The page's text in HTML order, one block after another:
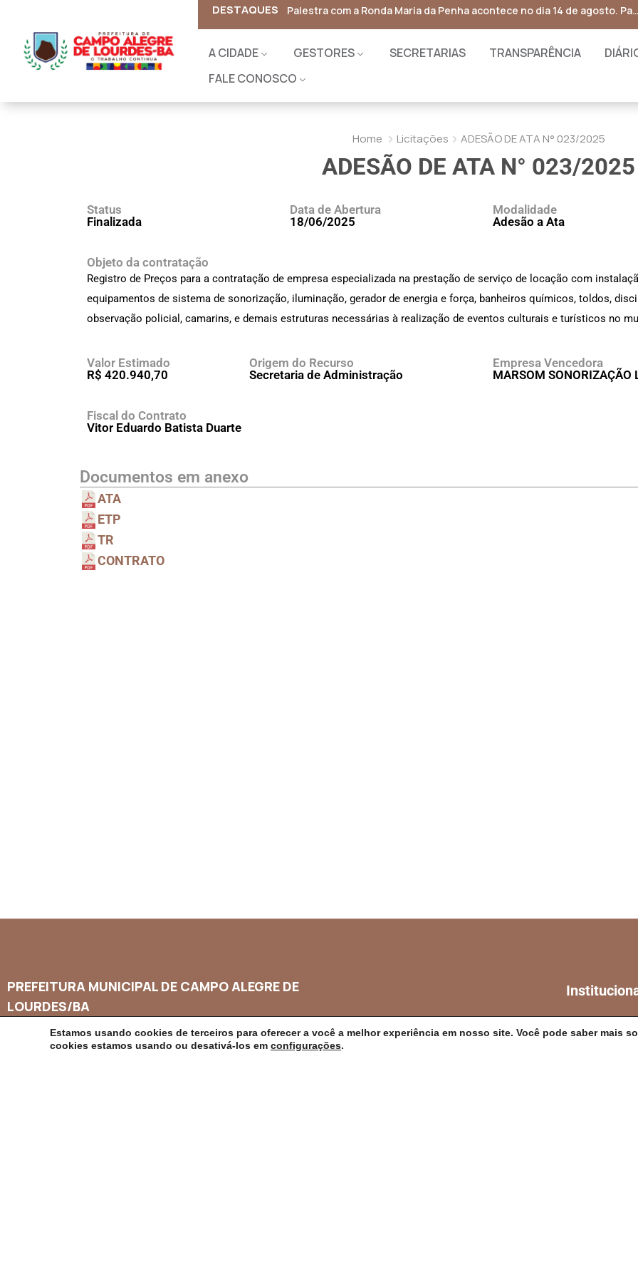
DESTAQUES Garantia Safra – Cadastro
A CIDADE GESTORES SECRETARIAS TRANSPARÊNCIA
FALE CONOSCO
Home Licitações ADESÃO DE ATA N° 023/2025
ADESÃO DE ATA N° 023/2025
Status
Finalizada
Data de Abertura
18/06/2025
Modalidade
Adesão a Ata
Objeto da contratação
Registro de Preços para a contratação de empresa especializada na prestação de serviço de locação com
equipamentos de sistema de sonorização, iluminação, gerador de energia e força, banheiros químicos, toldos,
observação policial, camarins, e demais estruturas necessárias à realização de eventos culturais e turísticos no
Valor Estimado
R$ 420.940,70
Origem do Recurso
Secretaria de Administração
Empresa Vencedora
MARSOM SONORIZAÇÃO
Fiscal do Contrato
Vitor Eduardo Batista Duarte
Documentos em anexo
ATA
ETP
TR
CONTRATO
PREFEITURA MUNICIPAL DE CAMPO ALEGRE DE
LOURDES/BA
CNPJ: 14.117.329/0001-41
A CIDADE
Estamos usando cookies de terceiros para oferecer a você a melhor experiência em nosso site. Você pode saber mais
cookies estamos usando ou desativá-los em configurações.